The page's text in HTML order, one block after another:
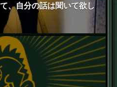
、自分の話は聞いて欲し